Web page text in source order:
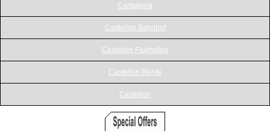
Cartagena
Castellon Bahnhof
Castellon Flughafen
Castellon Renfe
Castellon